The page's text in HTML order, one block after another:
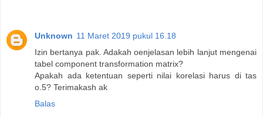
Unknown 11 Maret 2019 pukul 16.18
Izin bertanya pak. Adakah oenjelasan lebih lanjut mengenai
tabel component transformation matrix?
Apakah ada ketentuan seperti nilai korelasi harus di tas
o.5? Terimakash ak
Balas